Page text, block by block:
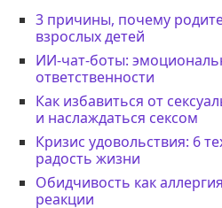
3 причины, почему
взрослых детей
ИИ-чат-боты:
ответственности
Как избавиться от
и наслаждаться сексом
Кризис удовольствия: 6
радость жизни
Обидчивость как
реакции